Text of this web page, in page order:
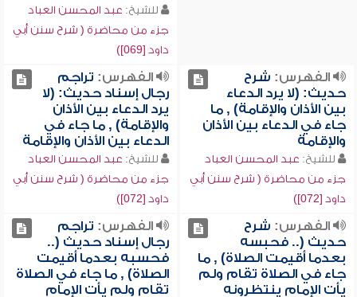
للشيخ: عبد المحسن العباد
جزء من محاضرة ( شرح سنن أبي
داود [069])
الفهرس: شرح
حديث: (لا يرد الدعاء
بين الأذان والإقامة) , ما
جاء في الدعاء بين الأذان
والإقامة
للشيخ: عبد المحسن العباد
جزء من محاضرة ( شرح سنن أبي
داود [072])
الفهرس: تراجم
رجال إسناد حديث: (لا
يرد الدعاء بين الأذان
والإقامة) , ما جاء في
الدعاء بين الأذان والإقامة
للشيخ: عبد المحسن العباد
جزء من محاضرة ( شرح سنن أبي
داود [072])
الفهرس: شرح
حديث (.. فحبسه
بعدما أقيمت الصلاة) , ما
جاء في الصلاة تقام ولم
يأت الإمام ينتظرونه
الفهرس: تراجم
رجال إسناد حديث (..
فحسبه بعدما أقيمت
الصلاة) , ما جاء في الصلاة
تقام ولم يأت الإمام